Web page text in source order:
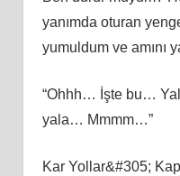
yanımda oturan
yumuldum ve amını
“Ohhh… İşte bu…
yala… Mmmm…”
Kar Yollar&#305;